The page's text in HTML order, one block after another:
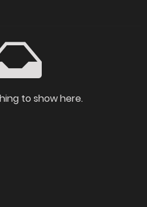
to show here.